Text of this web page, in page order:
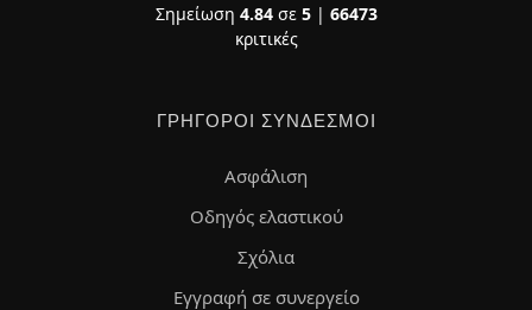
Σημείωση 4.84σε 5| 66473
κριτικές
ΓΡΉΓΟΡΟΙ ΣΎΝΔΕΣΜΟΙ
Ασφάλιση
Οδηγός ελαστικού
Σχόλια
Εγγραφή σε συνεργείο